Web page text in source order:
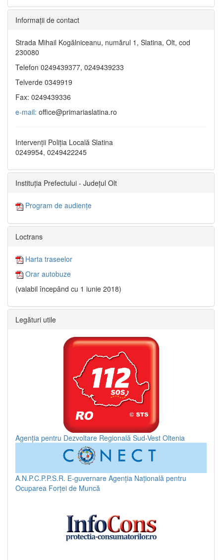
Informaţii de contact
Strada Mihail Kogălniceanu, numărul 1, Slatina, Olt, cod
230080
Telefon 0249439377, 0249439233
Telverde 0349919
Fax: 0249439336
e-mail: office@primariaslatina.ro
Intervenții Poliția Locală Slatina
0249954, 0249422245
Instituția Prefectului - Județul Olt
Program de audiențe
Loctrans
Harta traseelor
Orar autobuze
(valabil începând cu 1 iunie 2018)
Legături utile
Agenția pentru Dezvoltare Regională Sud-Vest Oltenia
A.N.P.C.P.P.S.R. E-guvernare Agenția Națională pentru
Ocuparea Forței de Muncă